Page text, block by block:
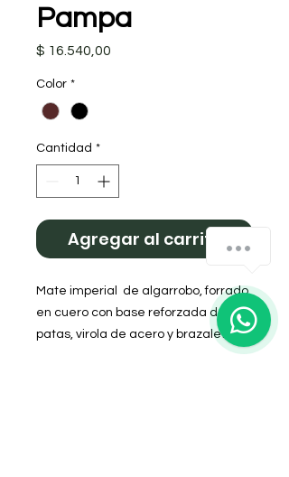
Pampa
$ 16.540,00
Color *
Cantidad *
Agregar al carrito
Mate imperial  de algarrobo, forrado
en cuero con base reforzada de 4
patas, virola de acero y brazalete de
¿Cómo podemos ayudarte?